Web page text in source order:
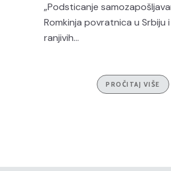
„Podsticanje
Romkinja povratnica u Srbiju
ranjivih...
PROČITAJ VIŠE